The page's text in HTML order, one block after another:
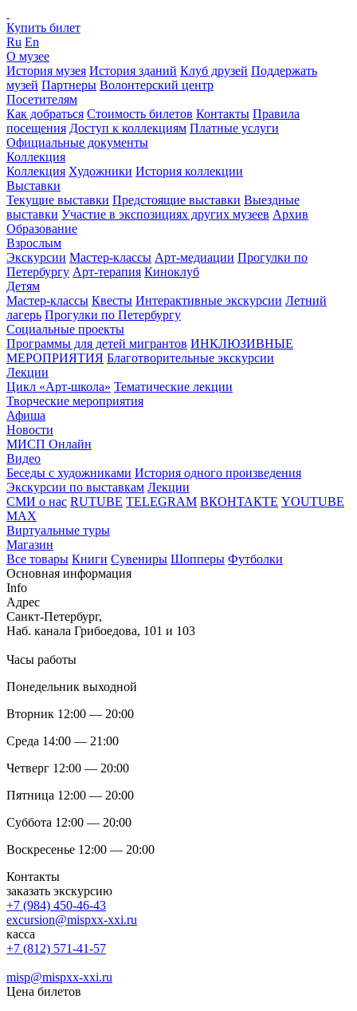
Купить билет
Ru En
О музее
История музея История зданий Клуб друзей Поддержать
музей Партнеры Волонтерский центр
Посетителям
Как добраться Стоимость билетов Контакты Правила
посещения Доступ к коллекциям Платные услуги
Официальные документы
Коллекция
Коллекция Художники История коллекции
Выставки
Текущие выставки Предстоящие выставки Выездные
выставки Участие в экспозициях других музеев Архив
Образование
Взрослым
Экскурсии Мастер-классы Арт-медиации Прогулки по
Петербургу Арт-терапия Киноклуб
Детям
Мастер-классы Квесты Интерактивные экскурсии Летний
лагерь Прогулки по Петербургу
Социальные проекты
Программы для детей мигрантов ИНКЛЮЗИВНЫЕ
МЕРОПРИЯТИЯ Благотворительные экскурсии
Лекции
Цикл «Арт-школа» Тематические лекции
Творческие мероприятия
Афиша
Новости
МИСП Онлайн
Видео
Беседы с художниками История одного произведения
Экскурсии по выставкам Лекции
СМИ о нас RUTUBE TELEGRAM ВКОНТАКТЕ YOUTUBE
MAX
Виртуальные туры
Магазин
Все товары Книги Сувениры Шопперы Футболки
Основная информация
Info
Адрес
Санкт-Петербург,
Наб. канала Грибоедова, 101 и 103
Часы работы
Понедельник выходной
Вторник 12:00 — 20:00
Среда 14:00 — 21:00
Четверг 12:00 — 20:00
Пятница 12:00 — 20:00
Суббота 12:00 — 20:00
Воскресенье 12:00 — 20:00
Контакты
заказать экскурсию
+7 (984) 450-46-43
excursion@mispxx-xxi.ru
касса
+7 (812) 571-41-57
misp@mispxx-xxi.ru
Цена билетов